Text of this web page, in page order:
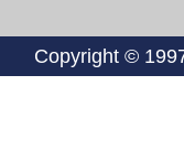
Copyright ©